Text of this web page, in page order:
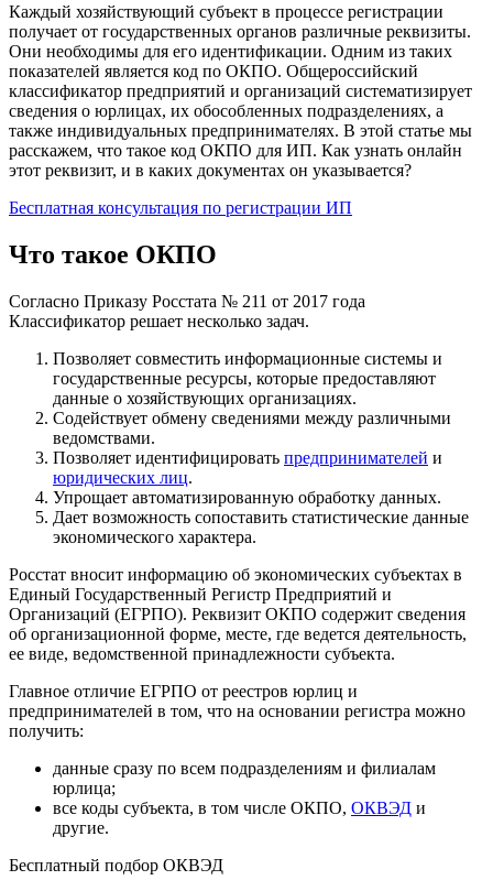
Каждый хозяйствующий субъект в процессе регистрации
получает от государственных органов различные реквизиты.
Они необходимы для его идентификации. Одним из таких
показателей является код по ОКПО. Общероссийский
классификатор предприятий и организаций систематизирует
сведения о юрлицах, их обособленных подразделениях, а
также индивидуальных предпринимателях. В этой статье мы
расскажем, что такое код ОКПО для ИП. Как узнать онлайн
этот реквизит, и в каких документах он указывается?
Бесплатная консультация по регистрации ИП
Что такое ОКПО
Согласно Приказу Росстата № 211 от 2017 года
Классификатор решает несколько задач.
Позволяет совместить информационные системы и
государственные ресурсы, которые предоставляют
данные о хозяйствующих организациях.
Содействует обмену сведениями между различными
ведомствами.
Позволяет идентифицировать предпринимателей и
юридических лиц.
Упрощает автоматизированную обработку данных.
Дает возможность сопоставить статистические данные
экономического характера.
Росстат вносит информацию об экономических субъектах в
Единый Государственный Регистр Предприятий и
Организаций (ЕГРПО). Реквизит ОКПО содержит сведения
об организационной форме, месте, где ведется деятельность,
ее виде, ведомственной принадлежности субъекта.
Главное отличие ЕГРПО от реестров юрлиц и
предпринимателей в том, что на основании регистра можно
получить:
данные сразу по всем подразделениям и филиалам
юрлица;
все коды субъекта, в том числе ОКПО, ОКВЭД и
другие.
Бесплатный подбор ОКВЭД